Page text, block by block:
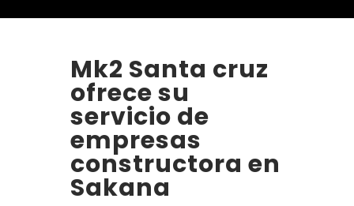
Mk2 Santa cruz
ofrece su
servicio de
empresas
constructora en
Sakana